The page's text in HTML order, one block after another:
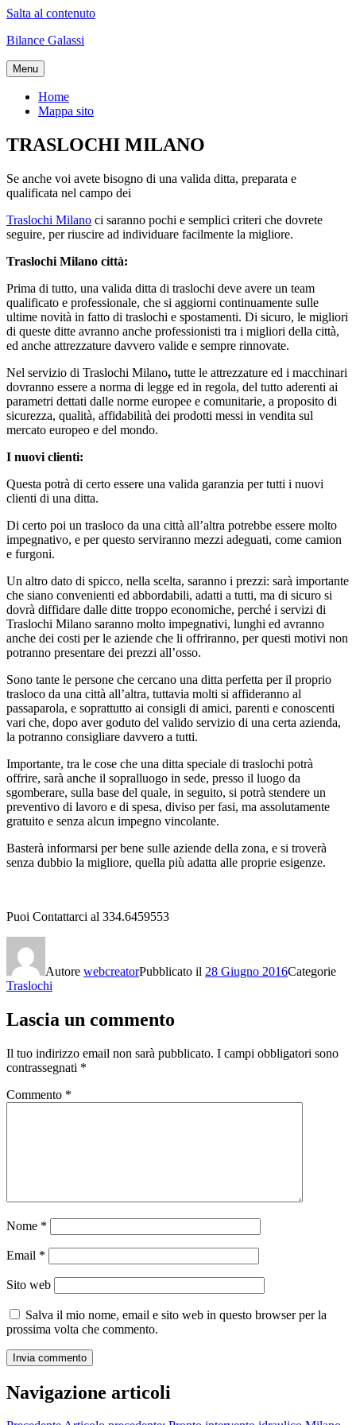
Salta al contenuto
Bilance Galassi
Menu
Home
Mappa sito
TRASLOCHI MILANO
Se anche voi avete bisogno di una valida ditta, preparata e
qualificata nel campo dei
Traslochi Milano ci saranno pochi e semplici criteri che dovrete
seguire, per riuscire ad individuare facilmente la migliore.
Traslochi Milano città:
Prima di tutto, una valida ditta di traslochi deve avere un team
qualificato e professionale, che si aggiorni continuamente sulle
ultime novità in fatto di traslochi e spostamenti. Di sicuro, le migliori
di queste ditte avranno anche professionisti tra i migliori della città,
ed anche attrezzature davvero valide e sempre rinnovate.
Nel servizio di Traslochi Milano, tutte le attrezzature ed i macchinari
dovranno essere a norma di legge ed in regola, del tutto aderenti ai
parametri dettati dalle norme europee e comunitarie, a proposito di
sicurezza, qualità, affidabilità dei prodotti messi in vendita sul
mercato europeo e del mondo.
I nuovi clienti:
Questa potrà di certo essere una valida garanzia per tutti i nuovi
clienti di una ditta.
Di certo poi un trasloco da una città all’altra potrebbe essere molto
impegnativo, e per questo serviranno mezzi adeguati, come camion
e furgoni.
Un altro dato di spicco, nella scelta, saranno i prezzi: sarà importante
che siano convenienti ed abbordabili, adatti a tutti, ma di sicuro si
dovrà diffidare dalle ditte troppo economiche, perché i servizi di
Traslochi Milano saranno molto impegnativi, lunghi ed avranno
anche dei costi per le aziende che li offriranno, per questi motivi non
potranno presentare dei prezzi all’osso.
Sono tante le persone che cercano una ditta perfetta per il proprio
trasloco da una città all’altra, tuttavia molti si affideranno al
passaparola, e soprattutto ai consigli di amici, parenti e conoscenti
vari che, dopo aver goduto del valido servizio di una certa azienda,
la potranno consigliare davvero a tutti.
Importante, tra le cose che una ditta speciale di traslochi potrà
offrire, sarà anche il sopralluogo in sede, presso il luogo da
sgomberare, sulla base del quale, in seguito, si potrà stendere un
preventivo di lavoro e di spesa, diviso per fasi, ma assolutamente
gratuito e senza alcun impegno vincolante.
Basterà informarsi per bene sulle aziende della zona, e si troverà
senza dubbio la migliore, quella più adatta alle proprie esigenze.
Puoi Contattarci al 334.6459553
Autore webcreatorPubblicato il 28 Giugno 2016Categorie
Traslochi
Lascia un commento
Il tuo indirizzo email non sarà pubblicato. I campi obbligatori sono
contrassegnati *
Commento *
Nome *
Email *
Sito web
Salva il mio nome, email e sito web in questo browser per la
prossima volta che commento.
Navigazione articoli